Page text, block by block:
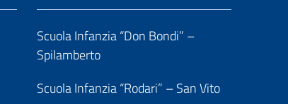
Scuola Infanzia “Don Bondi” –
Spilamberto
Scuola Infanzia “Rodari” – San Vito